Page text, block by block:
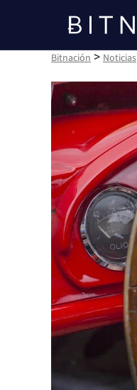
Bitnación
Bitnación > Noticias